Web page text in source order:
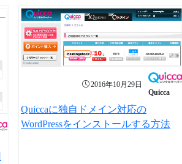
2016年10月29日
Quicca
Quiccaに独自ドメイン対応の
WordPressをインストールする方法